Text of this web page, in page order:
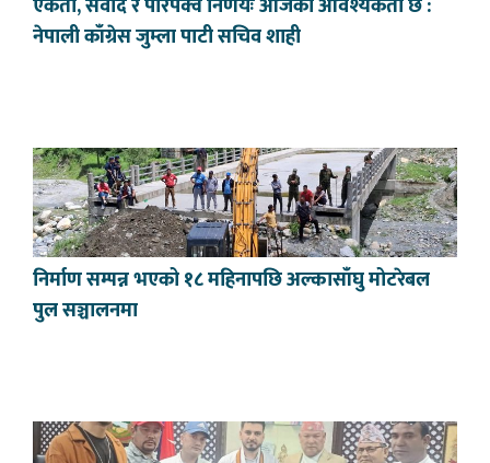
एकता, संवाद र परिपक्व निर्णयः आजको आवश्यकता छ :
नेपाली काँग्रेस जुम्ला पाटी सचिव शाही
निर्माण सम्पन्न भएको १८ महिनापछि अल्कासाँघु मोटरेबल
पुल सञ्चालनमा